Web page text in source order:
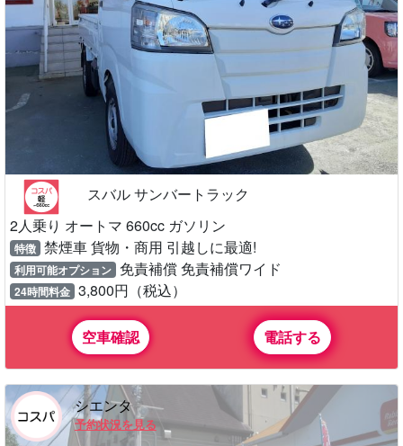
スバル サンバートラック
2人乗り オートマ 660cc ガソリン
特徴 禁煙車 貨物・商用 引越しに最適!
利用可能オプション 免責補償 免責補償ワイド
24時間料金 3,800円（税込）
空車確認 電話する
シエンタ
予約状況を見る